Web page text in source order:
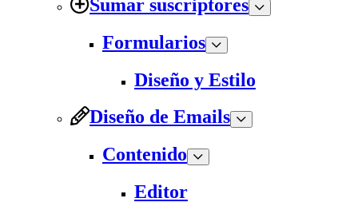
Sumar suscriptores
Formularios
Diseño y Estilo
Diseño de Emails
Contenido
Editor